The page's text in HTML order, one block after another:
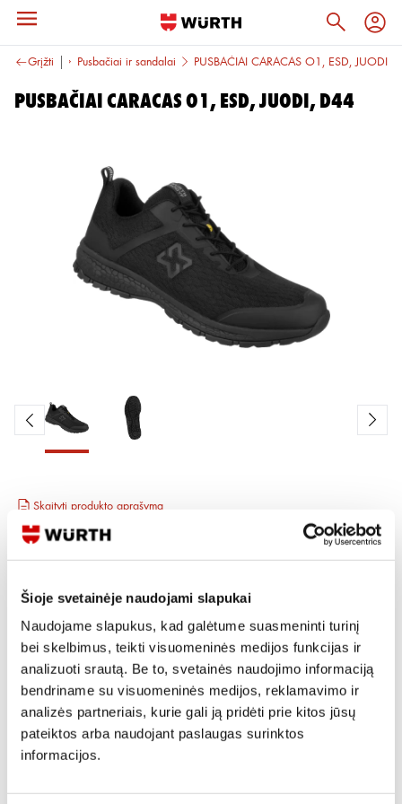
Šioje svetainėje naudojami slapukai
Naudojame slapukus, kad galėtume suasmeninti turinį
bei skelbimus, teikti visuomeninės medijos funkcijas ir
analizuoti srautą. Be to, svetainės naudojimo informaciją
bendriname su visuomeninės medijos, reklamavimo ir
analizės partneriais, kurie gali ją pridėti prie kitos jūsų
pateiktos arba naudojant paslaugas surinktos
informacijos.
Grįžti
avalynė Pusbačiai ir sandalai PUSBAČIAI CARACAS O1, ESD, JUODI
PUSBAČIAI CARACAS O1, ESD, JUODI, D44
Skaityti produkto aprašymą
Produkto Nr. M415 121 044
Prisijungti / Registruotis
Rašyti užklausą
Reikia daugiau informacijos?
Rodyti artimiausią parduotuvę